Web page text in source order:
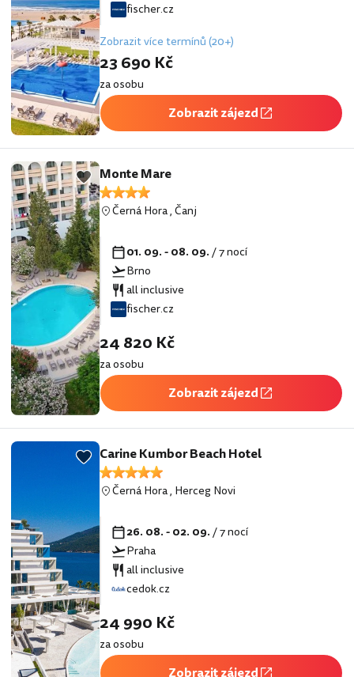
fischer.cz
Zobrazit více termínů (20+)
23 690 Kč
za osobu
Zobrazit zájezd
Monte Mare
Černá Hora,Čanj
01. 09. - 08. 09./ 7 nocí
Brno
all inclusive
fischer.cz
24 820 Kč
za osobu
Zobrazit zájezd
Carine Kumbor Beach Hotel
Černá Hora, Herceg Novi
26. 08. - 02. 09./ 7 nocí
Praha
all inclusive
cedok.cz
24 990 Kč
za osobu